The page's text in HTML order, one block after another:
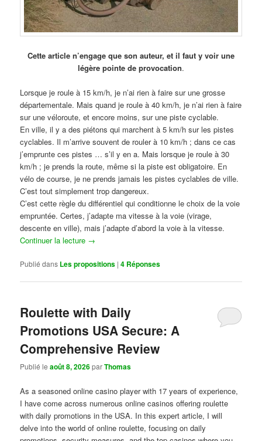
Cette article n’engage que son auteur, et il faut y voir une
légère pointe de provocation.
Lorsque je roule à 15 km/h, je n’ai rien à faire sur une grosse
départementale. Mais quand je roule à 40 km/h, je n’ai rien à faire
sur une véloroute, et encore moins, sur une piste cyclable.
En ville, il y a des piétons qui marchent à 5 km/h sur les pistes
cyclables. Il m’arrive souvent de rouler à 10 km/h ; dans ce cas
j’emprunte ces pistes … s’il y en a. Mais lorsque je roule à 30
km/h ; je prends la route, même si la piste est obligatoire. En
vélo de course, je ne prends jamais les pistes cyclables de ville.
C’est tout simplement trop dangereux.
C’est cette règle du différentiel qui conditionne le choix de la voie
empruntée. Certes, j’adapte ma vitesse à la voie (virage,
descente en ville), mais j’adapte d’abord la voie à la vitesse.
Continuer la lecture →
Publié dans Les propositions |4 Réponses
Roulette with Daily
Promotions USA Secure: A
Comprehensive Review
Publié leaoût 8, 2026parThomas
As a seasoned online casino player with 17 years of experience,
I have come across numerous online casinos offering roulette
with daily promotions in the USA. In this expert article, I will
delve into the world of online roulette, focusing on daily